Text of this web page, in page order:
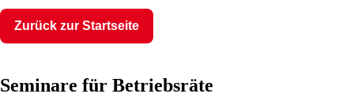
Zurück zur Startseite
Seminare für Betriebsräte